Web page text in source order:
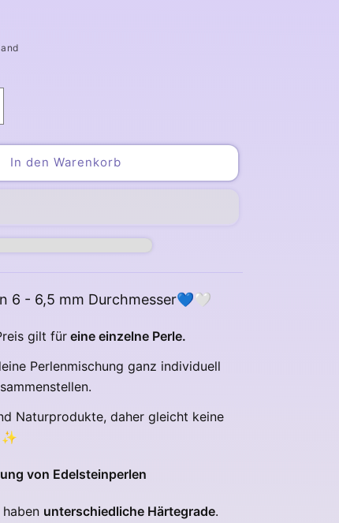
In den Warenkorb
6 - 6,5 mm Durchmesser💙🤍
gilt füreine einzelne Perle.
Perlenmischung ganz individuell
Naturprodukte, daher gleicht keine
✨
von Edelsteinperlen
haben unterschiedliche Härtegrade.